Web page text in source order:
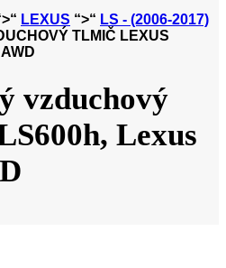
LEXUS “>“ LS - (2006-2017)
TLMIČ LEXUS
vzduchový
Lexus